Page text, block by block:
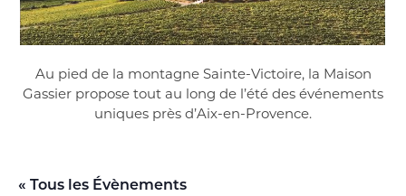
Au pied de la montagne Sainte-Victoire, la Maison
Gassier propose tout au long de l’été des événements
uniques près d’Aix-en-Provence.
« Tous les Évènements